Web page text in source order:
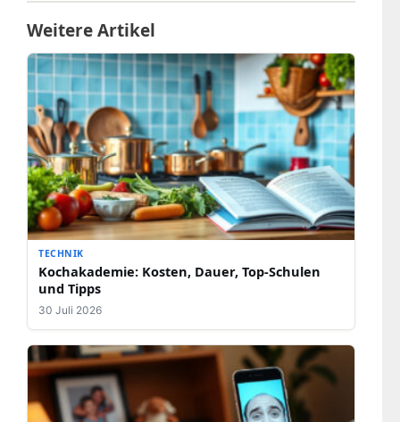
Weitere Artikel
TECHNIK
Kochakademie: Kosten, Dauer, Top-Schulen
und Tipps
30 Juli 2026